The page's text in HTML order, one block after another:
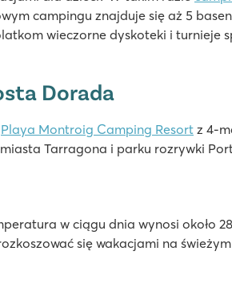
campingu znajduje się aż 5
wieczorne dyskoteki i turnieje
Dorada
Playa Montroig Camping Resort z 4-
Tarragona i parku rozrywki
w ciągu dnia wynosi około
się wakacjami na